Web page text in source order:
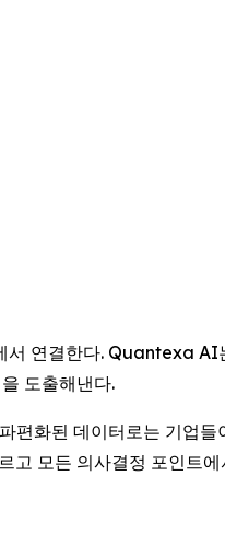
서 연결한다. Quantexa AI
도출해낸다.
편화된 데이터로는 기업들
고 모든 의사결정 포인트에